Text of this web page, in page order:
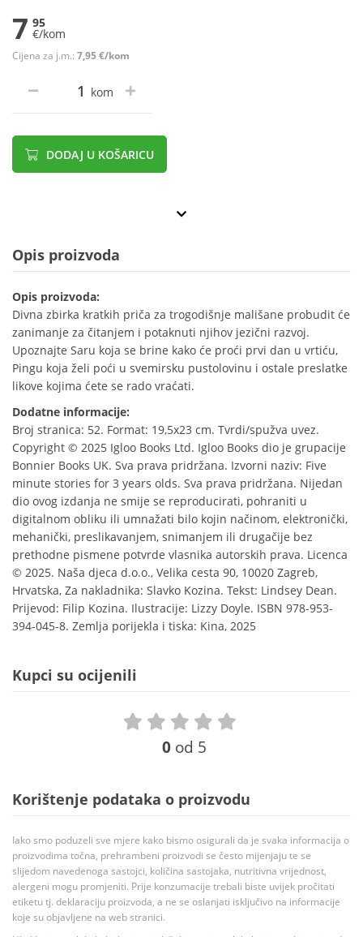
7 95
€/kom
Cijena za j.m.: 7,95 €/kom
kom
DODAJ U KOŠARICU
Opis proizvoda
Opis proizvoda:
Divna zbirka kratkih priča za trogodišnje mališane probudit će
zanimanje za čitanjem i potaknuti njihov jezični razvoj.
Upoznajte Saru koja se brine kako će proći prvi dan u vrtiću,
Pingu koja želi poći u svemirsku pustolovinu i ostale preslatke
likove kojima ćete se rado vraćati.
Dodatne informacije:
Broj stranica: 52. Format: 19,5x23 cm. Tvrdi/spužva uvez.
Copyright © 2025 Igloo Books Ltd. Igloo Books dio je grupacije
Bonnier Books UK. Sva prava pridržana. Izvorni naziv: Five
minute stories for 3 years olds. Sva prava pridržana. Nijedan
dio ovog izdanja ne smije se reproducirati, pohraniti u
digitalnom obliku ili umnažati bilo kojin načinom, elektronički,
mehanički, preslikavanjem, snimanjem ili drugačije bez
prethodne pismene potvrde vlasnika autorskih prava. Licenca
© 2025. Naša djeca d.o.o., Velika cesta 90, 10020 Zagreb,
Hrvatska, Za nakladnika: Slavko Kozina. Tekst: Lindsey Dean.
Prijevod: Filip Kozina. Ilustracije: Lizzy Doyle. ISBN 978-953-
394-045-8. Zemlja porijekla i tiska: Kina, 2025
Kupci su ocijenili
0 od 5
Korištenje podataka o proizvodu
Iako smo poduzeli sve mjere kako bismo osigurali da je svaka informacija o
proizvodima točna, prehrambeni proizvodi se često mijenjaju te se
slijedom navedenoga sastojci, količina sastojaka, nutritivna vrijednost,
alergeni mogu promjeniti. Prije konzumacije trebali biste uvijek pročitati
etiketu tj. deklaraciju proizvoda, a ne se oslanjati isključivo na informacije
koje su objavljene na web stranici.